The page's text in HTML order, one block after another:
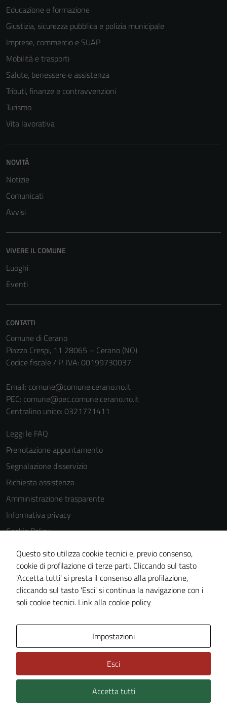
Educazione e formazione
Giustizia, sicurezza pubblica e polizia municipale
Imprese, commercio e SUAP
Mobilità e trasporti
Salute, benessere e assistenza
Tributi, finanze e contravvenzioni
Turismo
Vita lavorativa
NOVITÀ
Notizie
Comunicati
Avvisi
VIVERE IL COMUNE
Luoghi
Eventi
CONTATTI
Comune di Cerano
Piazza Crespi, 11 28065 – Cerano (NO)
Codice fiscale / P. IVA: 00199730037
Email: comune@comune.cerano.no.it
PEC: comune@pec.comune.cerano.no.it
Centralino unico: 0321771411
Leggi le FAQ
Prenotazione appuntamento
Segnalazione disservizio
Richiesta assistenza
Amministrazione trasparente
Informativa privacy
Cookie Policy
Note legali
Dichiarazione di accessibilità
Piano di miglioramento del sito
Meccanismo di feedback
Technical Design s.r.l.
Questo sito utilizza cookie tecnici e, previo consenso,
cookie di profilazione di terze parti. Cliccando sul tasto
'Accetta tutti' si presta il consenso alla profilazione,
cliccando sul tasto 'Esci' si continua la navigazione con i
soli cookie tecnici. Link alla cookie policy
Impostazioni
Esci
Accetta tutti